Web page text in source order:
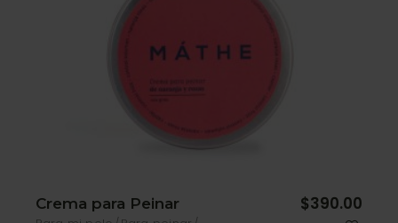
Crema para Peinar $390.00